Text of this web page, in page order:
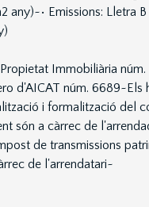
any)~• Emissions: Lletra
Immobiliària núm.
d'AICAT núm. 6689~Els
i formalització del
són a càrrec de
de transmissions
de l'arrendatari~